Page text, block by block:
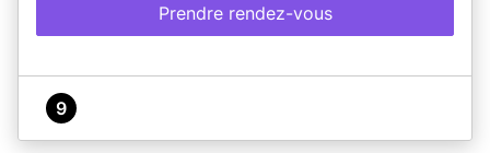
Prendre rendez-vous
9